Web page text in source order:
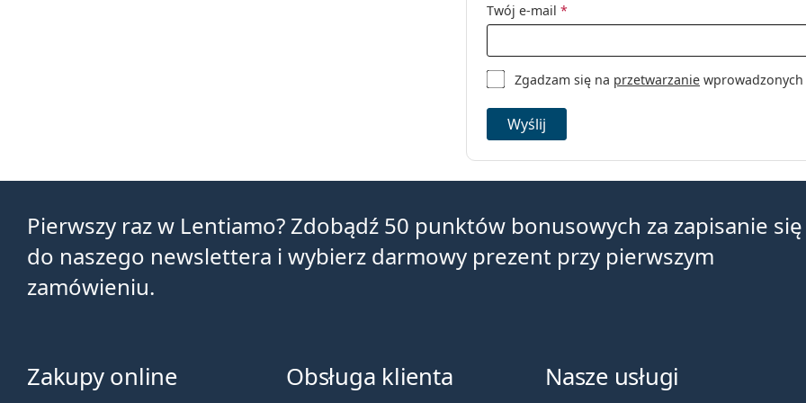
Twój e-mail *
Zgadzam się na przetwarzanie
Wyślij
Pierwszy raz w Lentiamo? Zdobądź 50 punktów bonusowych za zapisanie się
do naszego newslettera i wybierz darmowy prezent przy pierwszym
zamówieniu.
Zakupy online Obsługa klienta Nasze usługi